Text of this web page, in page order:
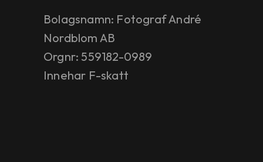
Bolagsnamn: Fotograf André
Nordblom AB
Orgnr: 559182-0989
Innehar F-skatt